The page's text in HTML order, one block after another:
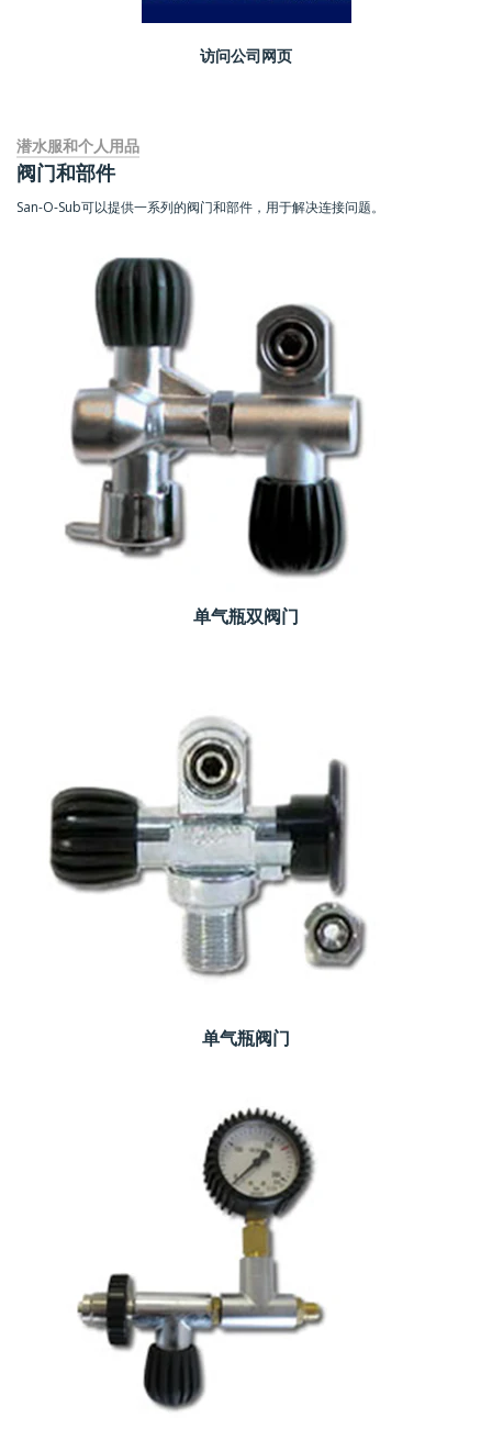
访问公司网页
潜水服和个人用品
阀门和部件
San-O-Sub可以提供一系列的阀门和部件，用于解决连接问题。
单气瓶双阀门
单气瓶阀门